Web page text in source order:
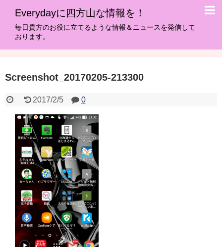
Everydayに四方山な情報を！
毎日貴方のお役に立てるような情報＆ニュースを発信して
おります。
Screenshot_20170205-213300
2017/2/5 0